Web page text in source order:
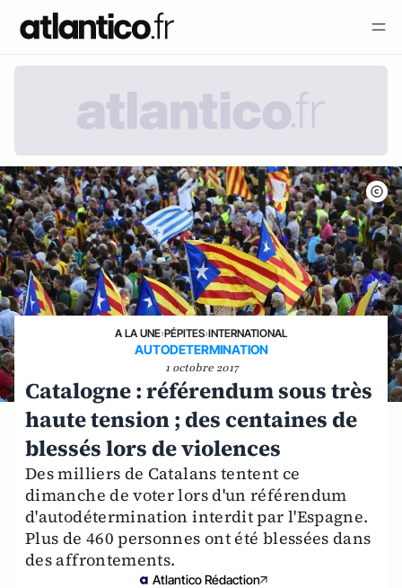
A LA UNE›PÉPITES›INTERNATIONAL
AUTODETERMINATION
1 octobre 2017
Catalogne : référendum sous très
haute tension ; des centaines de
blessés lors de violences
Des milliers de Catalans tentent ce
dimanche de voter lors d'un référendum
d'autodétermination interdit par l'Espagne.
Plus de 460 personnes ont été blessées dans
des affrontements.
Atlantico Rédaction